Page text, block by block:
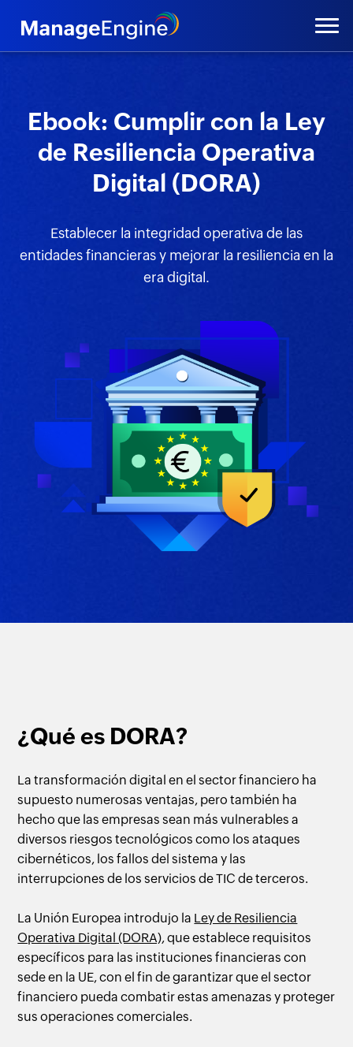
Ebook: Cumplir con la Ley
de Resiliencia Operativa
Digital (DORA)
Establecer la integridad operativa de las
entidades financieras y mejorar la resiliencia en la
era digital.
¿Qué es DORA?
La transformación digital en el sector financiero ha
supuesto numerosas ventajas, pero también ha
hecho que las empresas sean más vulnerables a
diversos riesgos tecnológicos como los ataques
cibernéticos, los fallos del sistema y las
interrupciones de los servicios de TIC de terceros.
La Unión Europea introdujo la Ley de Resiliencia
Operativa Digital (DORA), que establece requisitos
específicos para las instituciones financieras con
sede en la UE, con el fin de garantizar que el sector
financiero pueda combatir estas amenazas y proteger
sus operaciones comerciales.